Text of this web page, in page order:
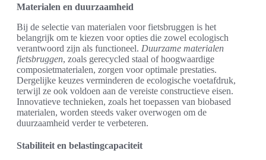
Materialen en duurzaamheid
Bij de selectie van materialen voor fietsbruggen is het
belangrijk om te kiezen voor opties die zowel ecologisch
verantwoord zijn als functioneel. Duurzame materialen
fietsbruggen, zoals gerecycled staal of hoogwaardige
composietmaterialen, zorgen voor optimale prestaties.
Dergelijke keuzes verminderen de ecologische voetafdruk,
terwijl ze ook voldoen aan de vereiste constructieve eisen.
Innovatieve technieken, zoals het toepassen van biobased
materialen, worden steeds vaker overwogen om de
duurzaamheid verder te verbeteren.
Stabiliteit en belastingcapaciteit